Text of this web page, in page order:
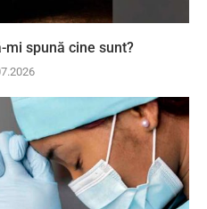
mi spună cine sunt?